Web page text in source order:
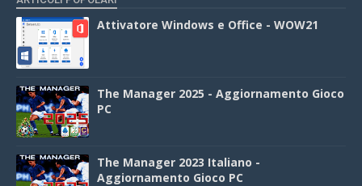
Attivatore Windows e Office - WOW21
The Manager 2025 - Aggiornamento Gioco
PC
The Manager 2023 Italiano -
Aggiornamento Gioco PC